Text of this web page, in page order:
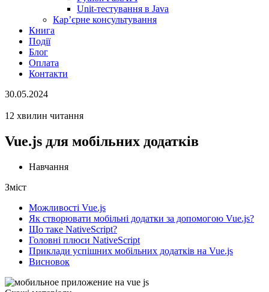
Unit-тестування в Java
Кар’єрне консультування
Книга
Події
Блог
Оплата
Контакти
30.05.2024
12 хвилин читання
Vue.js для мобільних додатків
Навчання
Зміст
Можливості Vue.js
Як створювати мобільні додатки за допомогою Vue.js?
Що таке NativeScript?
Головні плюси NativeScript
Приклади успішних мобільних додатків на Vue.js
Висновок